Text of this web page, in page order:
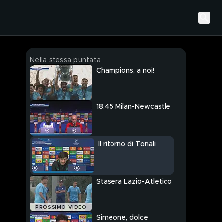
Nella stessa puntata
Champions, a noi!
18.45 Milan-Newcastle
Il ritorno di Tonali
PROSSIMO VIDEO
Stasera Lazio-Atletico
Simeone, dolce